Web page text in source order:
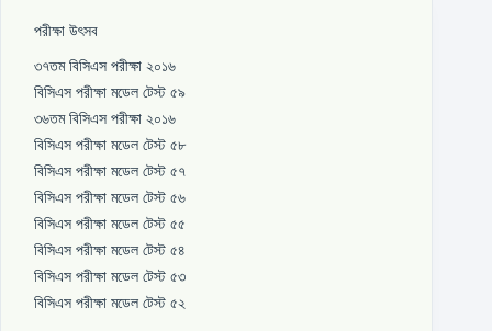
পরীক্ষা উৎসব
৩৭তম বিসিএস পরীক্ষা ২০১৬
বিসিএস পরীক্ষা মডেল টেস্ট ৫৯
৩৬তম বিসিএস পরীক্ষা ২০১৬
বিসিএস পরীক্ষা মডেল টেস্ট ৫৮
বিসিএস পরীক্ষা মডেল টেস্ট ৫৭
বিসিএস পরীক্ষা মডেল টেস্ট ৫৬
বিসিএস পরীক্ষা মডেল টেস্ট ৫৫
বিসিএস পরীক্ষা মডেল টেস্ট ৫৪
বিসিএস পরীক্ষা মডেল টেস্ট ৫৩
বিসিএস পরীক্ষা মডেল টেস্ট ৫২